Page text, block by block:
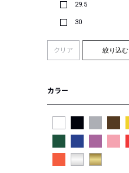
29.5
30
クリア 絞り込む
カラー